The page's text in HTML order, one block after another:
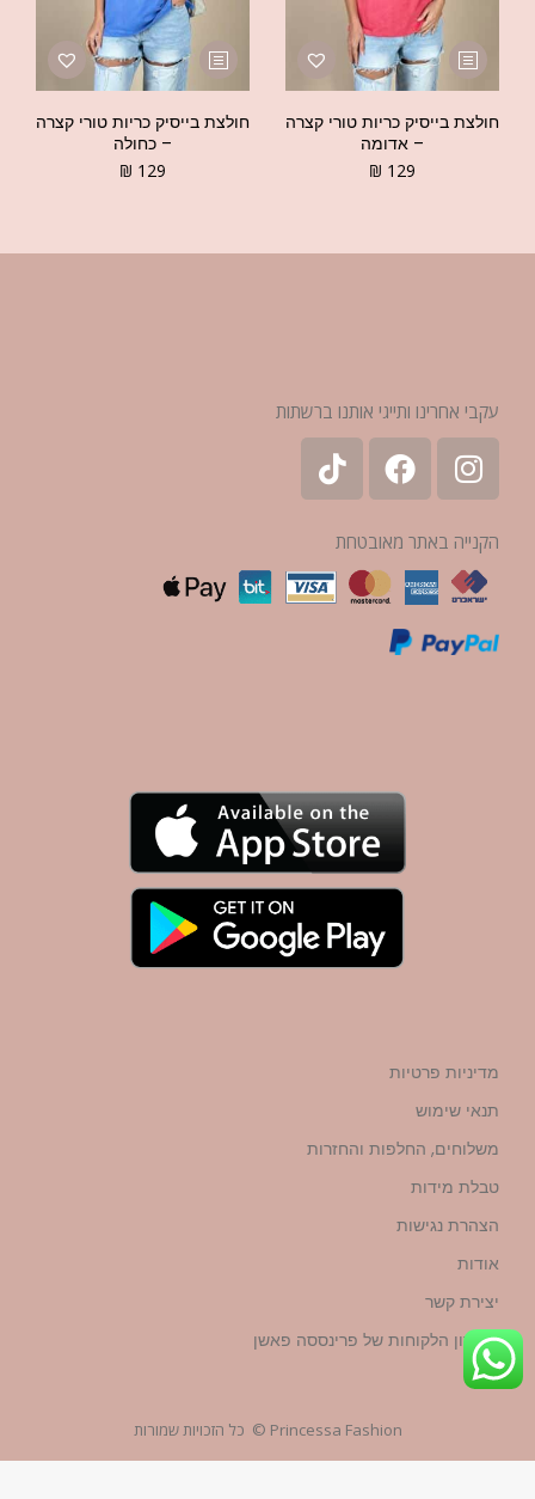
חולצת בייסיק כריות טורי קצרה
– אדומה
₪ 129
חולצת בייסיק כריות טורי קצרה
– כחולה
₪ 129
עקבי אחרינו ותייגי אותנו ברשתות
הקנייה באתר מאובטחת
מדיניות פרטיות
תנאי שימוש
משלוחים, החלפות והחזרות
טבלת מידות
הצהרת נגישות
אודות
יצירת קשר
מועדון הלקוחות של פרינססה פאשן